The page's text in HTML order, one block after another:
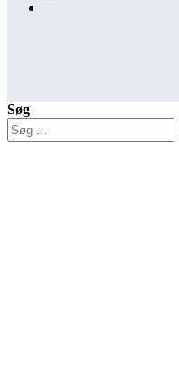
Søg